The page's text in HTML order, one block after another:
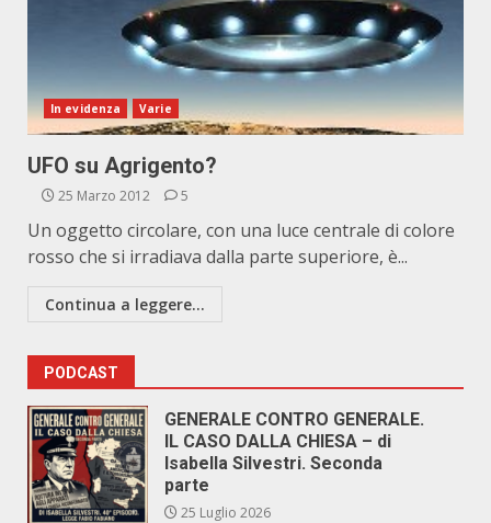
In evidenza Varie
UFO su Agrigento?
25 Marzo 2012 5
Un oggetto circolare, con una luce centrale di colore
rosso che si irradiava dalla parte superiore, è...
Continua a leggere...
PODCAST
GENERALE CONTRO GENERALE.
IL CASO DALLA CHIESA – di
Isabella Silvestri. Seconda
parte
25 Luglio 2026